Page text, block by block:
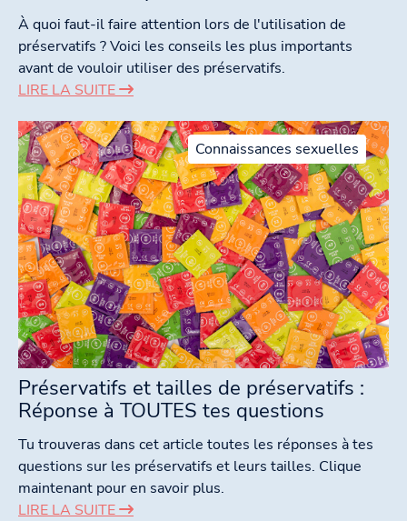
À quoi faut-il faire attention lors de l'utilisation de
préservatifs ? Voici les conseils les plus importants
avant de vouloir utiliser des préservatifs.
LIRE LA SUITE
Connaissances sexuelles
Préservatifs et tailles de préservatifs :
Réponse à TOUTES tes questions
Tu trouveras dans cet article toutes les réponses à tes
questions sur les préservatifs et leurs tailles. Clique
maintenant pour en savoir plus.
LIRE LA SUITE